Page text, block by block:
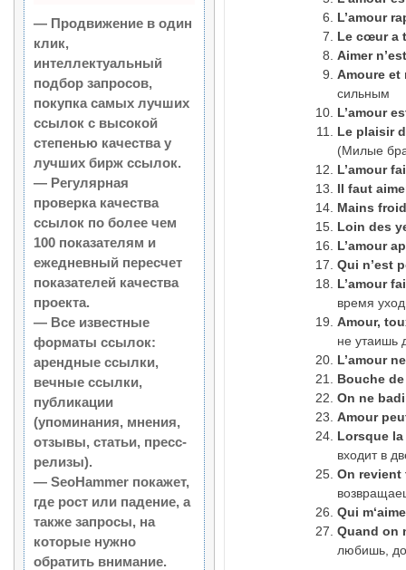
L’amour
Le cœur a
Aimer
Amoure et
сильным
L’amour
Le plaisir
(Милые
L’amour
Il faut
Mains
Loin des
L’amour
Qui n’est
L’amour
время
Amour,
не утаишь
L’amour
Bouche
On ne
Amour
Lorsque la
входит в
On revient
Qui m‘aime
Quand on
любишь,
— Продвижение в один
клик,
интеллектуальный
подбор запросов,
покупка самых лучших
ссылок с высокой
степенью качества у
лучших бирж ссылок.
— Регулярная
проверка качества
ссылок по более чем
100 показателям и
ежедневный пересчет
показателей качества
проекта.
— Все известные
форматы ссылок:
арендные ссылки,
вечные ссылки,
публикации
(упоминания, мнения,
отзывы, статьи, пресс-
релизы).
— SeoHammer покажет,
где рост или падение, а
также запросы, на
которые нужно
обратить внимание.